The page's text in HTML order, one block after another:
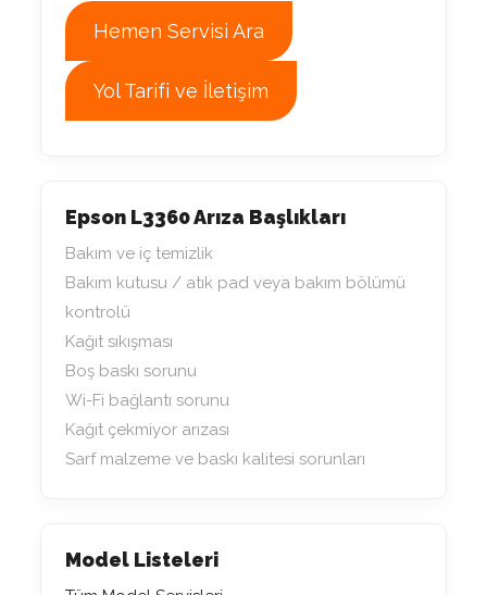
Hemen Servisi Ara
Yol Tarifi ve İletişim
Epson L3360 Arıza Başlıkları
Bakım ve iç temizlik
Bakım kutusu / atık pad veya bakım bölümü
kontrolü
Kağıt sıkışması
Boş baskı sorunu
Wi-Fi bağlantı sorunu
Kağıt çekmiyor arızası
Sarf malzeme ve baskı kalitesi sorunları
Model Listeleri